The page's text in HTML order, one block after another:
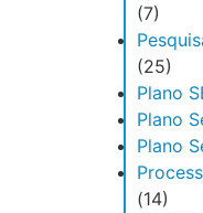
(7)
(25)
Plano
Plano
Plano
(14)